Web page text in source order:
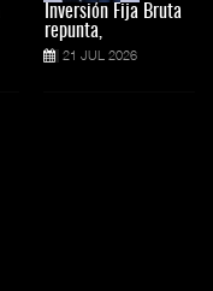
Inversión Fija Bruta
repunta,
21 JUL 2026